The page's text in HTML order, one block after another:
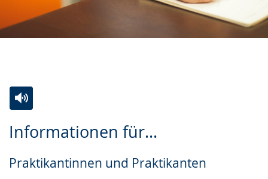
Informationen für...
Praktikantinnen und Praktikanten
Leichten
wechseln.
Audio-
Video
Deutscher